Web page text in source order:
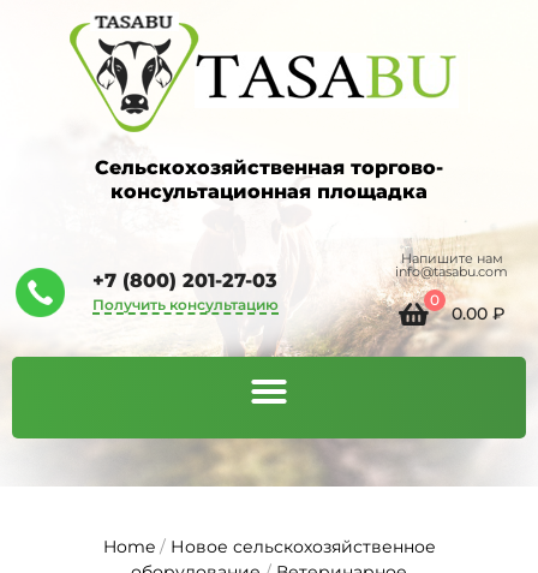
Сельскохозяйственная торгово-
консультационная площадка
Напишите нам
info@tasabu.com
0
0.00 ₽
+7 (800) 201-27-03
Получить консультацию
Home/ Новое сельскохозяйственное